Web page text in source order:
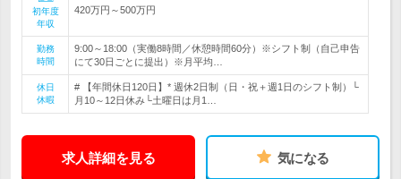
初年度
年収
420万円～500万円
勤務
時間
9:00～18:00（実働8時間／休憩時間60分）※シフト制（自己申告
にて30日ごとに提出）※月平均…
休日
休暇
# 【年間休日120日】* 週休2日制（日・祝＋週1日のシフト制）└
月10～12日休み└土曜日は月1…
求人詳細を見る 気になる